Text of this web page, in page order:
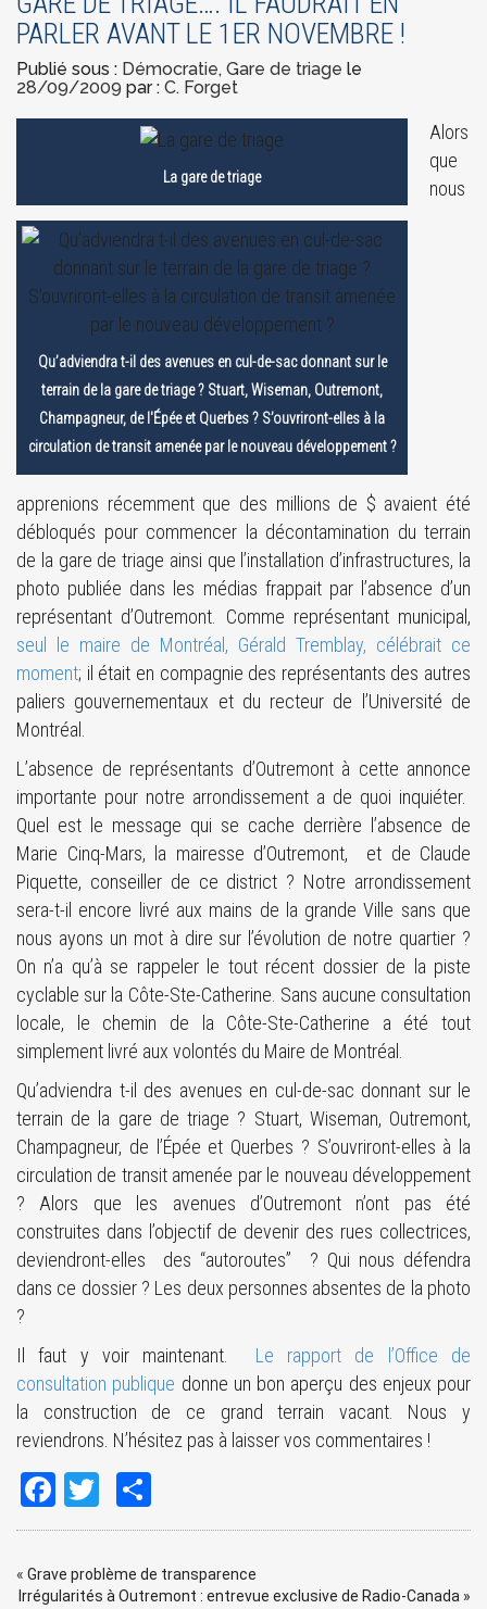
PARLER AVANT LE 1ER NOVEMBRE !
Publié sous : Démocratie, Gare de triage le
28/09/2009 par : C. Forget
La gare de triage
Qu’adviendra t-il des avenues en cul-de-sac donnant sur le
terrain de la gare de triage ? Stuart, Wiseman, Outremont,
Champagneur, de l'Épée et Querbes ? S’ouvriront-elles à la
circulation de transit amenée par le nouveau développement ?
Alors
que
nous
apprenions récemment que des millions de $ avaient été
débloqués pour commencer la décontamination du terrain
de la gare de triage ainsi que l’installation d’infrastructures, la
photo publiée dans les médias frappait par l’absence d’un
représentant d’Outremont. Comme représentant municipal,
seul le maire de Montréal, Gérald Tremblay, célébrait ce
moment; il était en compagnie des représentants des autres
paliers gouvernementaux et du recteur de l’Université de
Montréal.
L’absence de représentants d’Outremont à cette annonce
importante pour notre arrondissement a de quoi inquiéter.
Quel est le message qui se cache derrière l’absence de
Marie Cinq-Mars, la mairesse d’Outremont, et de Claude
Piquette, conseiller de ce district ? Notre arrondissement
sera-t-il encore livré aux mains de la grande Ville sans que
nous ayons un mot à dire sur l’évolution de notre quartier ?
On n’a qu’à se rappeler le tout récent dossier de la piste
cyclable sur la Côte-Ste-Catherine. Sans aucune consultation
locale, le chemin de la Côte-Ste-Catherine a été tout
simplement livré aux volontés du Maire de Montréal.
Qu’adviendra t-il des avenues en cul-de-sac donnant sur le
terrain de la gare de triage ? Stuart, Wiseman, Outremont,
Champagneur, de l’Épée et Querbes ? S’ouvriront-elles à la
circulation de transit amenée par le nouveau développement
? Alors que les avenues d’Outremont n’ont pas été
construites dans l’objectif de devenir des rues collectrices,
deviendront-elles des “autoroutes” ? Qui nous défendra
dans ce dossier ? Les deux personnes absentes de la photo
?
Il faut y voir maintenant. Le rapport de l’Office de
consultation publique donne un bon aperçu des enjeux pour
la construction de ce grand terrain vacant. Nous y
reviendrons. N’hésitez pas à laisser vos commentaires !
FacebookTwitter
« Grave problème de transparence
Irrégularités à Outremont : entrevue exclusive de Radio-Canada »